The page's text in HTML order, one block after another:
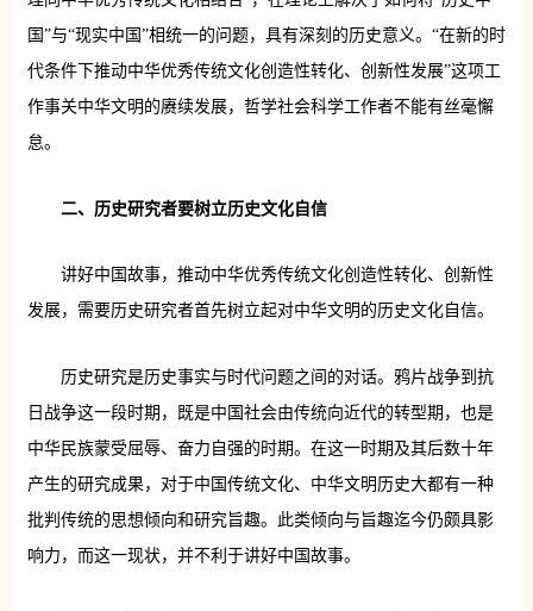
国”与“现实中国”相统一的问题，具有深刻的历史意义。“在新的时
代条件下推动中华优秀传统文化创造性转化、创新性发展”这项工
作事关中华文明的赓续发展，哲学社会科学工作者不能有丝毫懈
怠。
二、历史研究者要树立历史文化自信
讲好中国故事，推动中华优秀传统文化创造性转化、创新性
发展，需要历史研究者首先树立起对中华文明的历史文化自信。
历史研究是历史事实与时代问题之间的对话。鸦片战争到抗
日战争这一段时期，既是中国社会由传统向近代的转型期，也是
中华民族蒙受屈辱、奋力自强的时期。在这一时期及其后数十年
产生的研究成果，对于中国传统文化、中华文明历史大都有一种
批判传统的思想倾向和研究旨趣。此类倾向与旨趣迄今仍颇具影
响力，而这一现状，并不利于讲好中国故事。